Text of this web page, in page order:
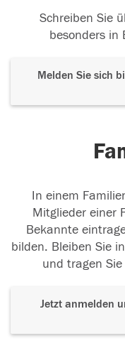
Schreiben Sie
besonders in
Melden Sie sich
In einem
Mitglieder einer
Bekannte
bilden. Bleiben Sie
und tragen
Jetzt anmelden